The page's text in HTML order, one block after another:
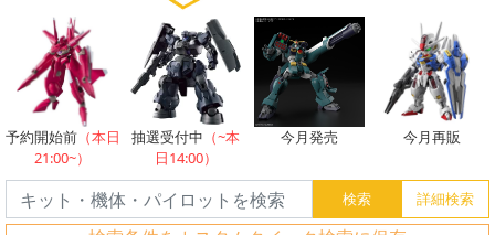
予約開始前（本日
21:00~）
抽選受付中 （~本
日14:00）
今月発売 今月再販
索
グ
レ